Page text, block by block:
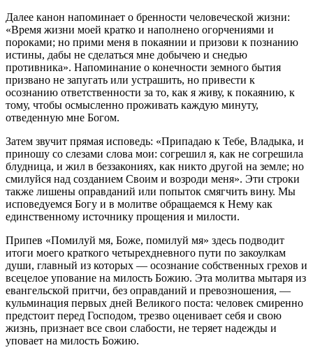
Далее канон напоминает о бренности человеческой жизни:
«Время жизни моей кратко и наполнено огорчениями и
пороками; но прими меня в покаянии и призови к познанию
истины, дабы не сделаться мне добычею и снедью
противника». Напоминание о конечности земного бытия
призвано не запугать или устрашить, но привести к
осознанию ответственности за то, как я живу, к покаянию, к
тому, чтобы осмысленно проживать каждую минуту,
отведенную мне Богом.
Затем звучит прямая исповедь: «Припадаю к Тебе, Владыка, и
приношу со слезами слова мои: согрешил я, как не согрешила
блудница, и жил в беззакониях, как никто другой на земле; но
смилуйся над созданием Своим и возроди меня». Эти строки
также лишены оправданий или попыток смягчить вину. Мы
исповедуемся Богу и в молитве обращаемся к Нему как
единственному источнику прощения и милости.
Припев «Помилуй мя, Боже, помилуй мя» здесь подводит
итоги моего краткого четырехдневного пути по закоулкам
души, главный из которых — осознание собственных грехов и
всецелое упование на милость Божию. Эта молитва мытаря из
евангельской притчи, без оправданий и превозношения, —
кульминация первых дней Великого поста: человек смиренно
предстоит перед Господом, трезво оценивает себя и свою
жизнь, признает все свои слабости, не теряет надежды и
уповает на милость Божию.